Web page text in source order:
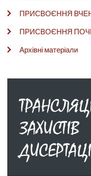
ПРИСВОЄННЯ
ПРИСВОЄННЯ
Архівні матеріали